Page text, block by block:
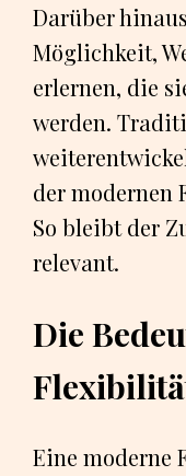
Darüber
Möglichkeit,
erlernen, die
werden.
der modernen
So bleibt der
relevant.
Die
Eine moderne